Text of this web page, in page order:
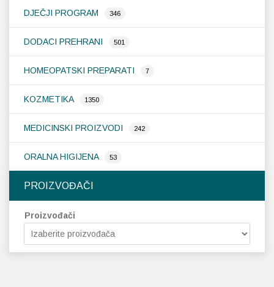
DJEČJI PROGRAM 346
DODACI PREHRANI 501
HOMEOPATSKI PREPARATI 7
KOZMETIKA 1350
MEDICINSKI PROIZVODI 242
ORALNA HIGIJENA 53
PROIZVOĐAČI
Proizvođači